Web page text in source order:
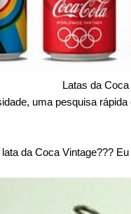
Latas da
uma pesquisa
da Coca Vintage???